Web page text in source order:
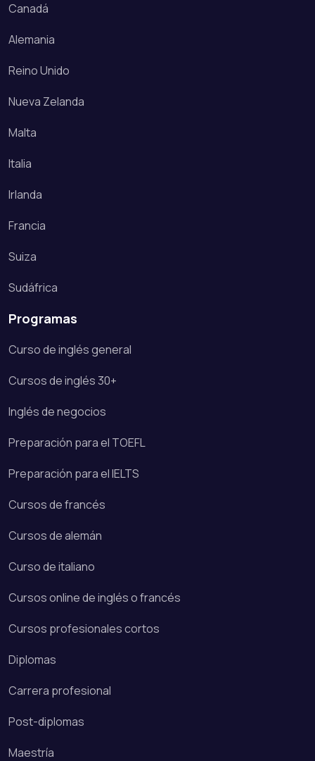
Canadá
Alemania
Reino Unido
Nueva Zelanda
Malta
Italia
Irlanda
Francia
Suiza
Sudáfrica
Programas
Curso de inglés general
Cursos de inglés 30+
Inglés de negocios
Preparación para el TOEFL
Preparación para el IELTS
Cursos de francés
Cursos de alemán
Curso de italiano
Cursos online de inglés o francés
Cursos profesionales cortos
Diplomas
Carrera profesional
Post-diplomas
Maestría